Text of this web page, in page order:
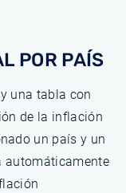
POR PAÍS
una tabla con
de la inflación
un país y un
automáticamente